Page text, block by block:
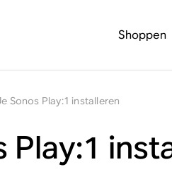
Shoppen
Sonos Play:1 installeren
Play:1